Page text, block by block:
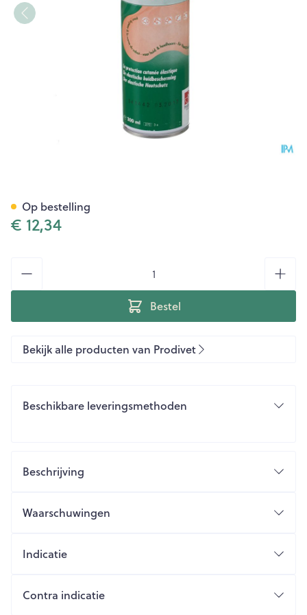
€ 12,34
Bestel
Op bestelling
Bekijk alle producten van Prodivet
Beschikbare leveringsmethoden
Beschrijving
Waarschuwingen
Indicatie
Contra indicatie